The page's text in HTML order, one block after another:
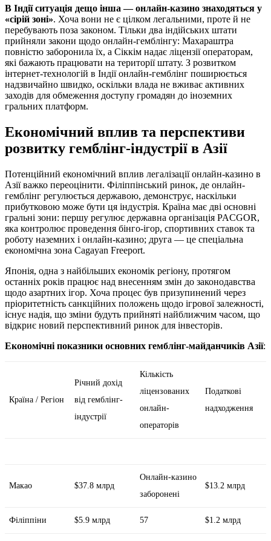
В Індії ситуація дещо інша — онлайн-казино знаходяться у
«сірій зоні». Хоча вони не є цілком легальними, проте й не
перебувають поза законом. Тільки два індійських штати
прийняли закони щодо онлайн-гемблінгу: Махараштра
повністю заборонила їх, а Сіккім надає ліцензії операторам,
які бажають працювати на території штату. З розвитком
інтернет-технологій в Індії онлайн-гемблінг поширюється
надзвичайно швидко, оскільки влада не вживає активних
заходів для обмеження доступу громадян до іноземних
гральних платформ.
Економічний вплив та перспективи
розвитку гемблінг-індустрії в Азії
Потенційний економічний вплив легалізації онлайн-казино в
Азії важко переоцінити. Філіппінський ринок, де онлайн-
гемблінг регулюється державою, демонструє, наскільки
прибутковою може бути ця індустрія. Країна має дві основні
гральні зони: першу регулює державна організація PACGOR,
яка контролює проведення бінго-ігор, спортивних ставок та
роботу наземних і онлайн-казино; друга — це спеціальна
економічна зона Cagayan Freeport.
Японія, одна з найбільших економік регіону, протягом
останніх років працює над внесенням змін до законодавства
щодо азартних ігор. Хоча процес був призупинений через
пріоритетність санкційних положень щодо ігрової залежності,
існує надія, що зміни будуть прийняті найближчим часом, що
відкриє новий перспективний ринок для інвесторів.
Економічні показники основних гемблінг-майданчиків Азії:
Країна / Регіон
Річний дохід
від гемблінг-
індустрії
Кількість
ліцензованих
онлайн-
операторів
Податкові
надходження
Макао $37.8 млрд
Онлайн-казино
заборонені
$13.2 млрд
Філіппіни $5.9 млрд 57 $1.2 млрд